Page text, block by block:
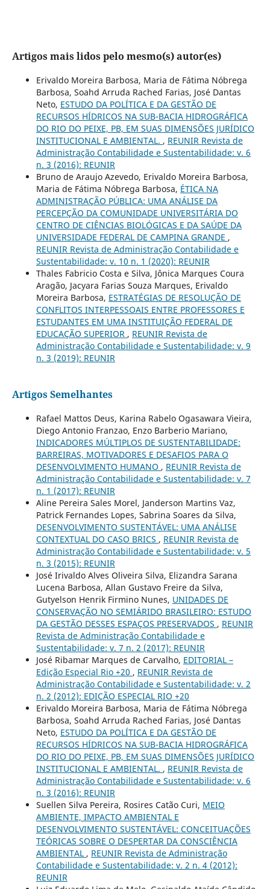
Artigos mais lidos pelo mesmo(s) autor(es)
Erivaldo Moreira Barbosa, Maria de Fátima Nóbrega
Barbosa, Soahd Arruda Rached Farias, José Dantas
Neto, ESTUDO DA POLÍTICA E DA GESTÃO DE
RECURSOS HÍDRICOS NA SUB-BACIA HIDROGRÁFICA
DO RIO DO PEIXE, PB, EM SUAS DIMENSÕES JURÍDICO
INSTITUCIONAL E AMBIENTAL. , REUNIR Revista de
Administração Contabilidade e Sustentabilidade: v. 6
n. 3 (2016): REUNIR
Bruno de Araujo Azevedo, Erivaldo Moreira Barbosa,
Maria de Fátima Nóbrega Barbosa, ÉTICA NA
ADMINISTRAÇÃO PÚBLICA: UMA ANÁLISE DA
PERCEPÇÃO DA COMUNIDADE UNIVERSITÁRIA DO
CENTRO DE CIÊNCIAS BIOLÓGICAS E DA SAÚDE DA
UNIVERSIDADE FEDERAL DE CAMPINA GRANDE ,
REUNIR Revista de Administração Contabilidade e
Sustentabilidade: v. 10 n. 1 (2020): REUNIR
Thales Fabricio Costa e Silva, Jônica Marques Coura
Aragão, Jacyara Farias Souza Marques, Erivaldo
Moreira Barbosa, ESTRATÉGIAS DE RESOLUÇÃO DE
CONFLITOS INTERPESSOAIS ENTRE PROFESSORES E
ESTUDANTES EM UMA INSTITUIÇÃO FEDERAL DE
EDUCAÇÃO SUPERIOR , REUNIR Revista de
Administração Contabilidade e Sustentabilidade: v. 9
n. 3 (2019): REUNIR
Artigos Semelhantes
Rafael Mattos Deus, Karina Rabelo Ogasawara Vieira,
Diego Antonio Franzao, Enzo Barberio Mariano,
INDICADORES MÚLTIPLOS DE SUSTENTABILIDADE:
BARREIRAS, MOTIVADORES E DESAFIOS PARA O
DESENVOLVIMENTO HUMANO , REUNIR Revista de
Administração Contabilidade e Sustentabilidade: v. 7
n. 1 (2017): REUNIR
Aline Pereira Sales Morel, Janderson Martins Vaz,
Patrick Fernandes Lopes, Sabrina Soares da Silva,
DESENVOLVIMENTO SUSTENTÁVEL: UMA ANÁLISE
CONTEXTUAL DO CASO BRICS , REUNIR Revista de
Administração Contabilidade e Sustentabilidade: v. 5
n. 3 (2015): REUNIR
José Irivaldo Alves Oliveira Silva, Elizandra Sarana
Lucena Barbosa, Allan Gustavo Freire da Silva,
Gutyelson Henrik Firmino Nunes, UNIDADES DE
CONSERVAÇÃO NO SEMIÁRIDO BRASILEIRO: ESTUDO
DA GESTÃO DESSES ESPAÇOS PRESERVADOS , REUNIR
Revista de Administração Contabilidade e
Sustentabilidade: v. 7 n. 2 (2017): REUNIR
José Ribamar Marques de Carvalho, EDITORIAL –
Edição Especial Rio +20 , REUNIR Revista de
Administração Contabilidade e Sustentabilidade: v. 2
n. 2 (2012): EDIÇÃO ESPECIAL RIO +20
Erivaldo Moreira Barbosa, Maria de Fátima Nóbrega
Barbosa, Soahd Arruda Rached Farias, José Dantas
Neto, ESTUDO DA POLÍTICA E DA GESTÃO DE
RECURSOS HÍDRICOS NA SUB-BACIA HIDROGRÁFICA
DO RIO DO PEIXE, PB, EM SUAS DIMENSÕES JURÍDICO
INSTITUCIONAL E AMBIENTAL. , REUNIR Revista de
Administração Contabilidade e Sustentabilidade: v. 6
n. 3 (2016): REUNIR
Suellen Silva Pereira, Rosires Catão Curi, MEIO
AMBIENTE, IMPACTO AMBIENTAL E
DESENVOLVIMENTO SUSTENTÁVEL: CONCEITUAÇÕES
TEÓRICAS SOBRE O DESPERTAR DA CONSCIÊNCIA
AMBIENTAL , REUNIR Revista de Administração
Contabilidade e Sustentabilidade: v. 2 n. 4 (2012):
REUNIR